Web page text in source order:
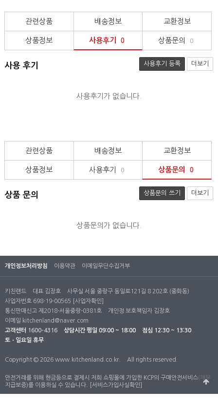
관련상품 배송정보 교환정보
상품정보 사용후기 0 상품문의 0
사용 후기 사용후기 등록 더보기
사용후기가 없습니다.
관련상품 배송정보 교환정보
상품정보 사용후기 0 상품문의 0
상품 문의 상품문의 쓰기 더보기
상품문의가 없습니다.
개인정보처리방침 이용약관 이메일무단수집거부
키친랜드 대표 김장호
사무실 서울 중랑구 동일로121길 8 202호 (중화동)
사업자번호 698-19-00565
[사업자확인]
통신판매신고 제2018-서울중랑-0381호
개인정 보호책임자 김장호
이메일 kitchenland@naver.com
고객센터 1600-4316 상담시간 평일 09:00 ~ 18:00
점심 12:30 ~ 13:30
토ㆍ일요일 휴무
Copyright © 2026 www.kitchenland.co.kr. All rights reserved.
안전거래를 위해 현금등으로 결제시 저희 쇼핑몰에 가입한 KCP의 구매안전서비스(채무
지급보증)를 이용하실 수 있습니다.
[서비스가입사실확인]